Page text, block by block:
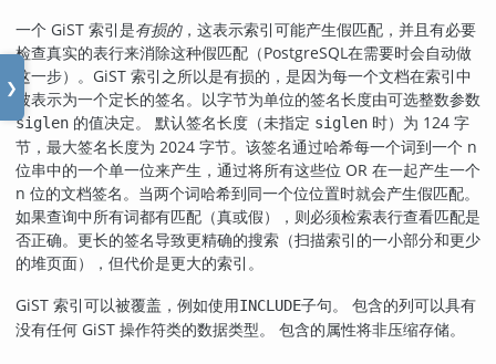
❯
一个 GiST 索引是有损的，这表示索引可能产生假匹配，并且有必要
检查真实的表行来消除这种假匹配（PostgreSQL在需要时会自动做
这一步）。GiST 索引之所以是有损的，是因为每一个文档在索引中
被表示为一个定长的签名。以字节为单位的签名长度由可选整数参数
siglen 的值决定。 默认签名长度（未指定 siglen 时）为 124 字
节，最大签名长度为 2024 字节。该签名通过哈希每一个词到一个 n
位串中的一个单一位来产生，通过将所有这些位 OR 在一起产生一个
n 位的文档签名。当两个词哈希到同一个位位置时就会产生假匹配。
如果查询中所有词都有匹配（真或假），则必须检索表行查看匹配是
否正确。更长的签名导致更精确的搜索（扫描索引的一小部分和更少
的堆页面），但代价是更大的索引。
GiST 索引可以被覆盖，例如使用INCLUDE子句。 包含的列可以具有
没有任何 GiST 操作符类的数据类型。 包含的属性将非压缩存储。